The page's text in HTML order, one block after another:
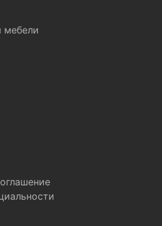
мебели